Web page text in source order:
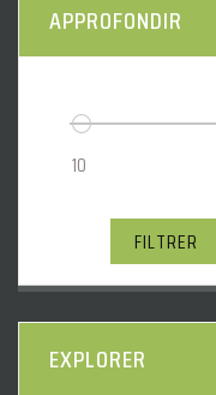
APPROFONDIR
FILTRER
EXPLORER